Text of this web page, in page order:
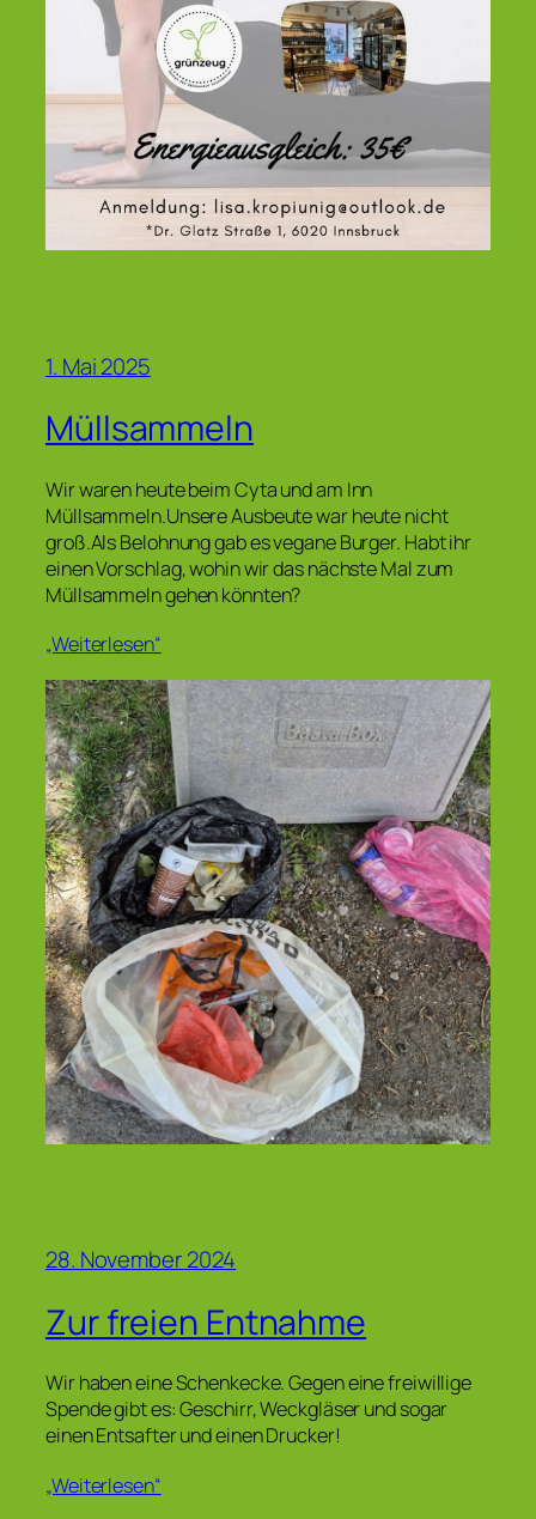
1. Mai 2025
Müllsammeln
Wir waren heute beim Cyta und am Inn
Müllsammeln.Unsere Ausbeute war heute nicht
groß.Als Belohnung gab es vegane Burger. Habt ihr
einen Vorschlag, wohin wir das nächste Mal zum
Müllsammeln gehen könnten?
„Weiterlesen“
28. November 2024
Zur freien Entnahme
Wir haben eine Schenkecke. Gegen eine freiwillige
Spende gibt es: Geschirr, Weckgläser und sogar
einen Entsafter und einen Drucker!
„Weiterlesen“